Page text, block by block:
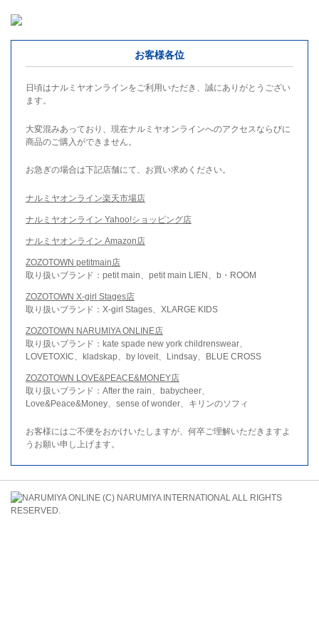
お客様各位
日頃はナルミヤオンラインをご利用いただき、誠にありがとうござい
ます。
大変混みあっており、現在ナルミヤオンラインへのアクセスならびに
商品のご購入ができません。
お急ぎの場合は下記店舗にて、お買い求めください。
ナルミヤオンライン楽天市場店
ナルミヤオンライン Yahoo!ショッピング店
ナルミヤオンライン Amazon店
ZOZOTOWN petitmain店
取り扱いブランド：petit main、petit main LIEN、b・ROOM
ZOZOTOWN X-girl Stages店
取り扱いブランド：X-girl Stages、XLARGE KIDS
ZOZOTOWN NARUMIYA ONLINE店
取り扱いブランド：kate spade new york childrenswear、
LOVETOXIC、kladskap、by loveit、Lindsay、BLUE CROSS
ZOZOTOWN LOVE&PEACE&MONEY店
取り扱いブランド：After the rain、babycheer、
Love&Peace&Money、sense of wonder、キリンのソフィ
お客様にはご不便をおかけいたしますが、何卒ご理解いただきますよ
うお願い申し上げます。